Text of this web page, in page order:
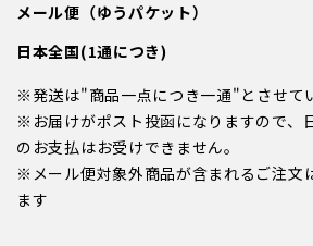
メール便（ゆうパケット）
日本全国(1通につき)
※発送は"商品一点につき一通"とさせて
※お届けがポスト投函になりますので、
のお支払はお受けできません。
※メール便対象外商品が含まれるご注文
ます